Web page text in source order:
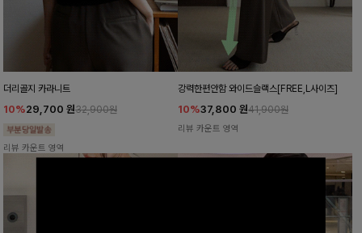
더리골지 카라니트
10%29,700 원32,900원
리뷰 카운트 영역
강력한편안함 와이드슬랙스[FREE,L사이즈]
10%37,800 원41,900원
리뷰 카운트 영역